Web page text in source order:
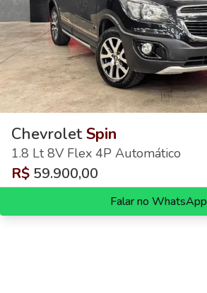
Chevrolet Spin
1.8 Lt 8V Flex 4P Automático
R$ 59.900,00
Falar no WhatsApp